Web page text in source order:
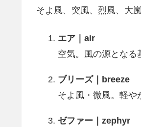
そよ風、突風、烈風、大
エア｜air
空気。風の源となる
ブリーズ｜breeze
そよ風・微風。軽や
ゼファー｜zephyr